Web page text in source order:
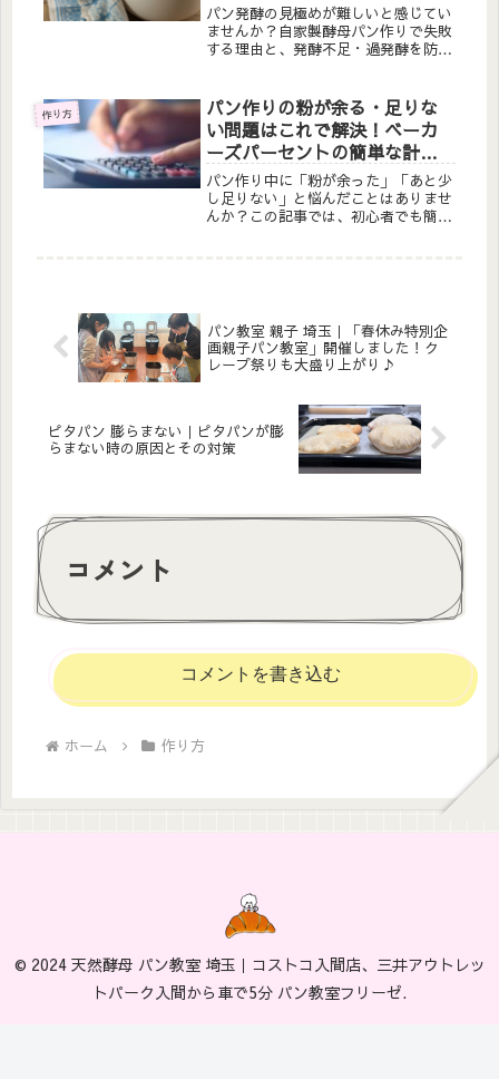
パン発酵の見極めが難しいと感じてい
ませんか？自家製酵母パン作りで失敗
する理由と、発酵不足・過発酵を防ぐ
自家製酵母ならではの魅力もご紹介し
ます。初心者でも成功率が上がる実践
的なテクニックが満載。
作り方
パン作りの粉が余る・足りな
い問題はこれで解決！ベーカ
ーズパーセントの簡単な計算
方法
パン作り中に「粉が余った」「あと少
し足りない」と悩んだことはありませ
んか？この記事では、初心者でも簡単
パン教室 親子 埼玉｜「春休み特別企
画親子パン教室」開催しました！ク
レープ祭りも大盛り上がり♪
ピタパン 膨らまない｜ピタパンが膨
らまない時の原因とその対策
コメント
コメントを書き込む
ホーム 作り方
© 2024 天然酵母 パン教室 埼玉｜コストコ入間店、三井アウトレッ
トパーク入間から車で5分 パン教室フリーゼ.